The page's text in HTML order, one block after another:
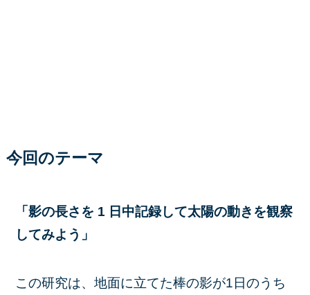
今回のテーマ
「影の長さを 1 日中記録して太陽の動きを観察
してみよう 」
この研究は、地面に立てた棒の影が1日のうち